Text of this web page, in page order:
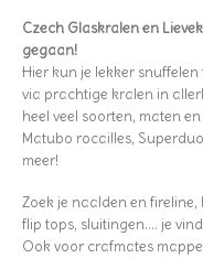
Czech Glaskralen en
gegaan!
Hier kun je lekker
via prachtige kralen in
heel veel soorten, maten
Matubo rocailles,
meer!
Zoek je naalden en fireline,
flip tops, sluitingen…. je
Ook voor crafmates